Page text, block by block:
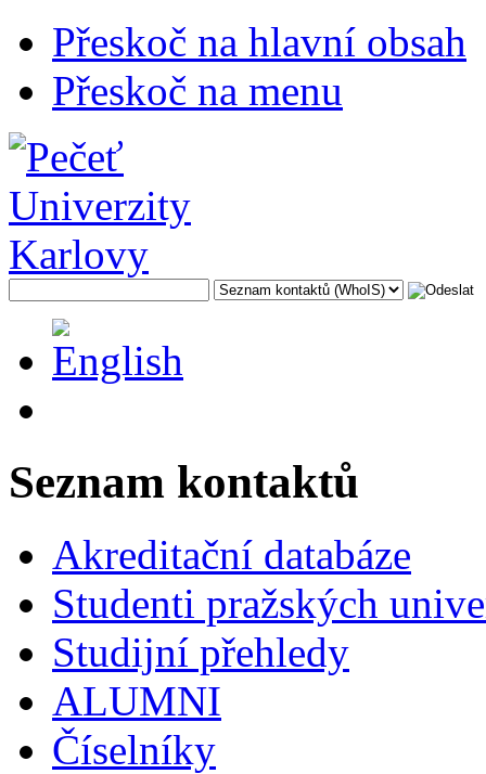
Přeskoč na hlavní obsah
Přeskoč na menu
Seznam kontaktů
Akreditační databáze
Studenti pražských
Studijní přehledy
ALUMNI
Číselníky